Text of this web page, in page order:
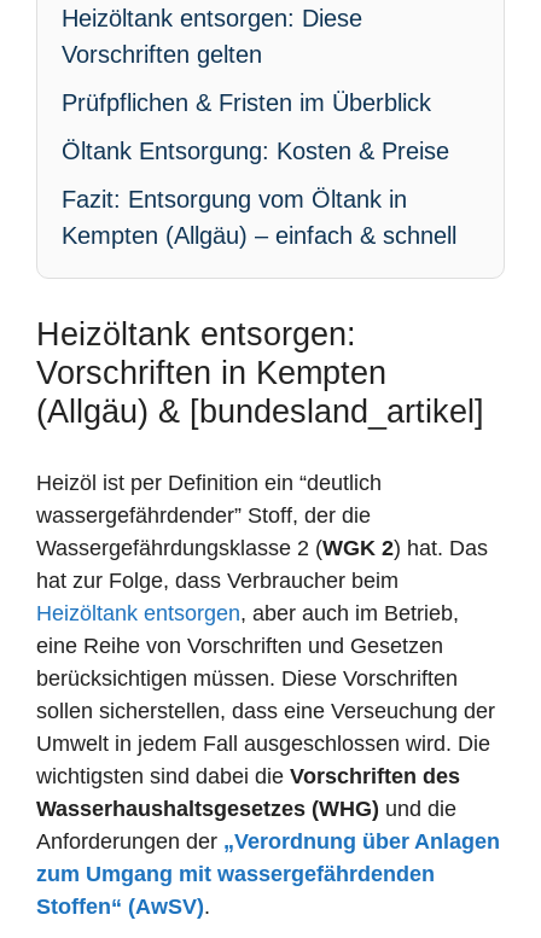
Heizöltank entsorgen: Diese
Vorschriften gelten
Prüfpflichen & Fristen im Überblick
Öltank Entsorgung: Kosten & Preise
Fazit: Entsorgung vom Öltank in
Kempten (Allgäu) – einfach & schnell
Heizöltank entsorgen:
Vorschriften in Kempten
(Allgäu) & [bundesland_artikel]
Heizöl ist per Definition ein “deutlich
wassergefährdender” Stoff, der die
Wassergefährdungsklasse 2 (WGK 2) hat. Das
hat zur Folge, dass Verbraucher beim
Heizöltank entsorgen, aber auch im Betrieb,
eine Reihe von Vorschriften und Gesetzen
berücksichtigen müssen. Diese Vorschriften
sollen sicherstellen, dass eine Verseuchung der
Umwelt in jedem Fall ausgeschlossen wird. Die
wichtigsten sind dabei die Vorschriften des
Wasserhaushaltsgesetzes (WHG) und die
Anforderungen der „Verordnung über Anlagen
zum Umgang mit wassergefährdenden
Stoffen“ (AwSV).